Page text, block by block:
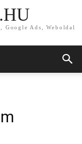
Google Ads, Weboldal